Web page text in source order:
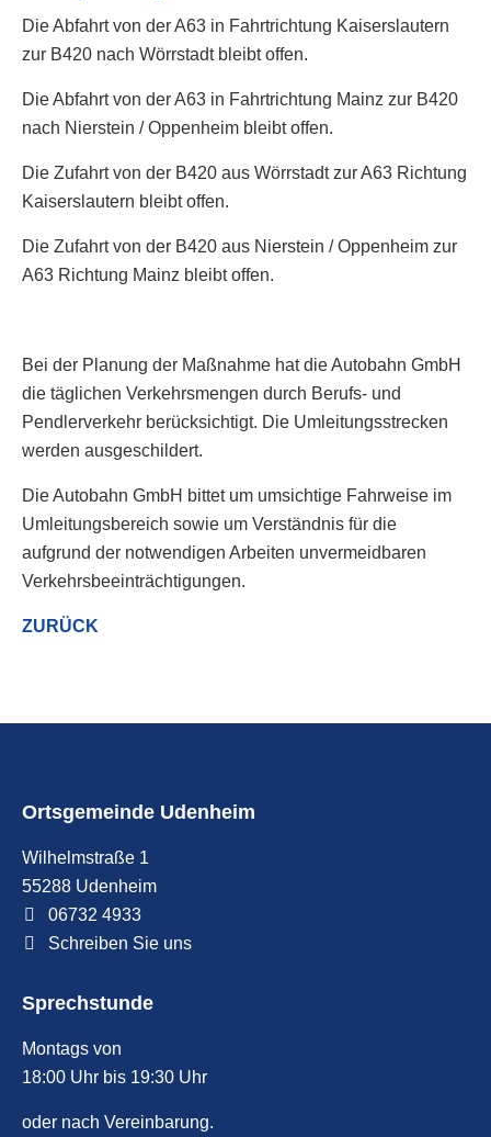
Die Abfahrt von der A63 in Fahrtrichtung Kaiserslautern
zur B420 nach Wörrstadt bleibt offen.
Die Abfahrt von der A63 in Fahrtrichtung Mainz zur B420
nach Nierstein / Oppenheim bleibt offen.
Die Zufahrt von der B420 aus Wörrstadt zur A63 Richtung
Kaiserslautern bleibt offen.
Die Zufahrt von der B420 aus Nierstein / Oppenheim zur
A63 Richtung Mainz bleibt offen.
Bei der Planung der Maßnahme hat die Autobahn GmbH
die täglichen Verkehrsmengen durch Berufs- und
Pendlerverkehr berücksichtigt. Die Umleitungsstrecken
werden ausgeschildert.
Die Autobahn GmbH bittet um umsichtige Fahrweise im
Umleitungsbereich sowie um Verständnis für die
aufgrund der notwendigen Arbeiten unvermeidbaren
Verkehrsbeeinträchtigungen.
ZURÜCK
Ortsgemeinde Udenheim
Wilhelmstraße 1
55288 Udenheim
06732 4933
Schreiben Sie uns
Sprechstunde
Montags von
18:00 Uhr bis 19:30 Uhr
oder nach Vereinbarung.